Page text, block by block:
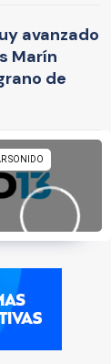
avanzado
Marín
de